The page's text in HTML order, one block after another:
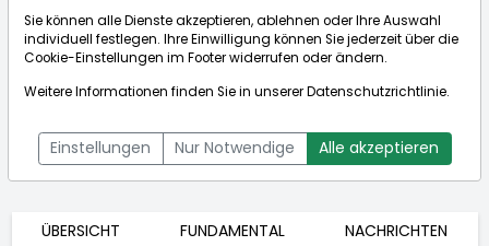
US14365C1036]
Aktienkurse
Bid:27,290$Ask:27,480$
ÜBERSICHT FUNDAMENTAL
NACHRICHTEN
Sie können alle Dienste akzeptieren, ablehnen oder Ihre Auswahl
individuell festlegen. Ihre Einwilligung können Sie jederzeit über die
Cookie-Einstellungen im Footer widerrufen oder ändern.
Weitere Informationen finden Sie in unsererDatenschutzrichtlinie.
Einstellungen Nur Notwendige Alle akzeptieren